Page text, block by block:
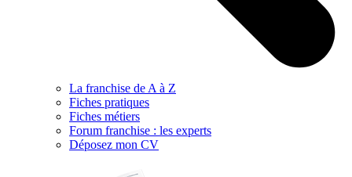
La franchise de A à Z
Fiches pratiques
Fiches métiers
Forum franchise : les experts
Déposez mon CV